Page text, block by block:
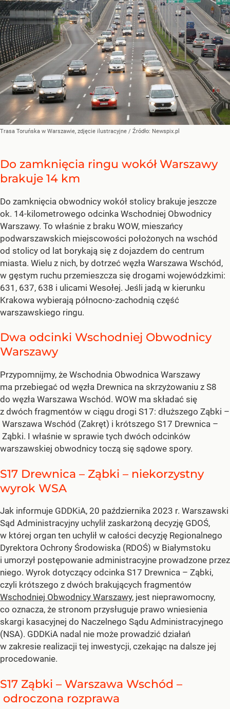
Trasa Toruńska w Warszawie, zdjęcie ilustracyjne / Źródło: Newspix.pl
Do zamknięcia ringu wokół Warszawy
brakuje 14 km
Do zamknięcia obwodnicy wokół stolicy brakuje jeszcze
ok. 14-kilometrowego odcinka Wschodniej Obwodnicy
Warszawy. To właśnie z braku WOW, mieszańcy
podwarszawskich miejscowości położonych na wschód
od stolicy od lat borykają się z dojazdem do centrum
miasta. Wielu z nich, by dotrzeć węzła Warszawa Wschód,
w gęstym ruchu przemieszcza się drogami wojewódzkimi:
631, 637, 638 i ulicami Wesołej. Jeśli jadą w kierunku
Krakowa wybierają północno-zachodnią część
warszawskiego ringu.
Dwa odcinki Wschodniej Obwodnicy
Warszawy
Przypomnijmy, że Wschodnia Obwodnica Warszawy
ma przebiegać od węzła Drewnica na skrzyżowaniu z S8
do węzła Warszawa Wschód. WOW ma składać się
z dwóch fragmentów w ciągu drogi S17: dłuższego Ząbki –
Warszawa Wschód (Zakręt) i krótszego S17 Drewnica –
Ząbki. I właśnie w sprawie tych dwóch odcinków
warszawskiej obwodnicy toczą się sądowe spory.
S17 Drewnica – Ząbki – niekorzystny
wyrok WSA
Jak informuje GDDKiA, 20 października 2023 r. Warszawski
Sąd Administracyjny uchylił zaskarżoną decyzję GDOŚ,
w której organ ten uchylił w całości decyzję Regionalnego
Dyrektora Ochrony Środowiska (RDOŚ) w Białymstoku
i umorzył postępowanie administracyjne prowadzone przez
niego. Wyrok dotyczący odcinka S17 Drewnica – Ząbki,
czyli krótszego z dwóch brakujących fragmentów
Wschodniej Obwodnicy Warszawy, jest nieprawomocny,
co oznacza, że stronom przysługuje prawo wniesienia
skargi kasacyjnej do Naczelnego Sądu Administracyjnego
(NSA). GDDKiA nadal nie może prowadzić działań
w zakresie realizacji tej inwestycji, czekając na dalsze jej
procedowanie.
S17 Ząbki – Warszawa Wschód –
odroczona rozprawa